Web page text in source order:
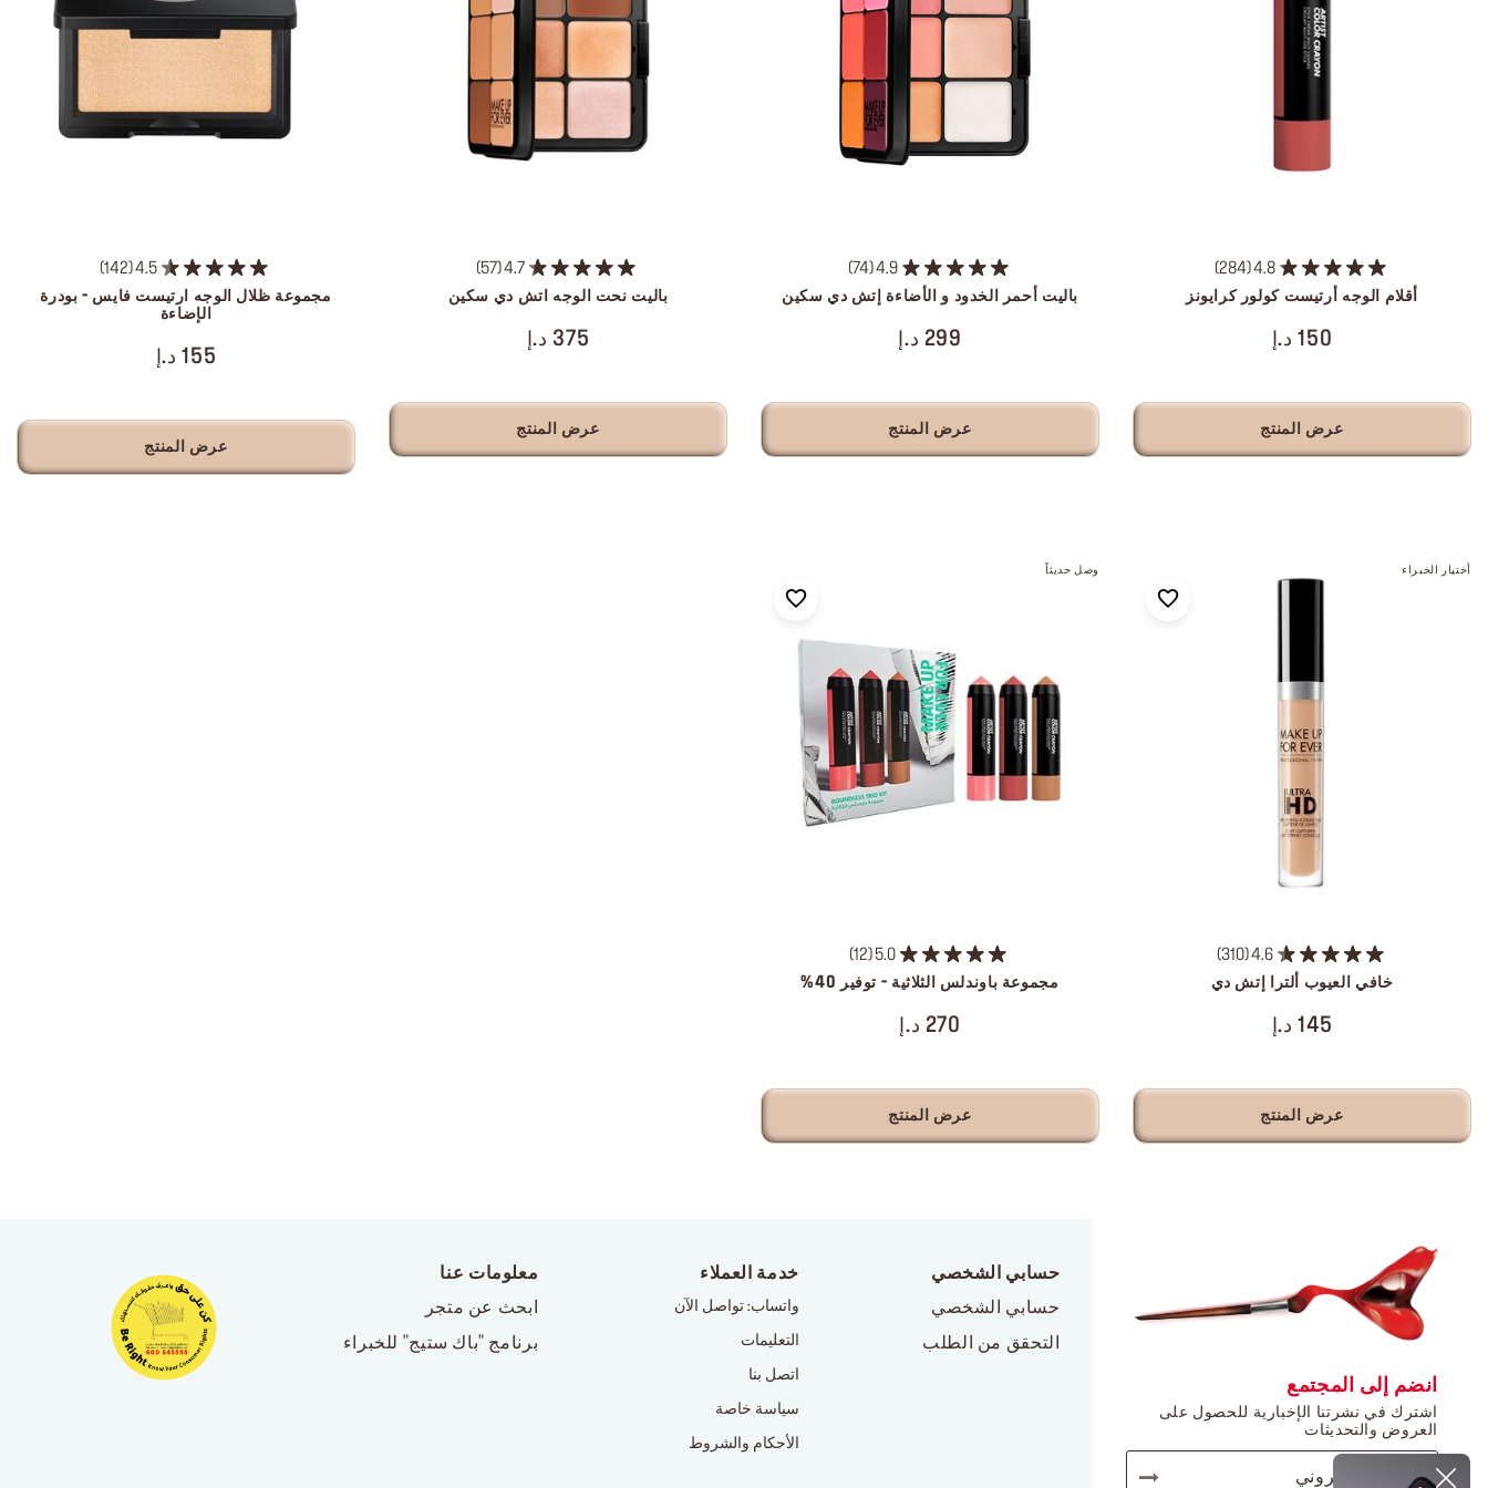
4.8
284
أقلام الوجه أرتيست كولور كرايونز
150 د.إ
عرض المنتج
4.9
74
باليت أحمر الخدود و الأضاءة إتش دي سكين
299 د.إ
عرض المنتج
4.7
57
باليت نحت الوجه اتش دي سكين
375 د.إ
عرض المنتج
4.5
142
مجموعة ظلال الوجه ارتيست فايس - بودرة
الإضاءة
155 د.إ
عرض المنتج
أختيار الخبراء
4.6
310
خافي العيوب ألترا إتش دي
145 د.إ
عرض المنتج
وصل حديثاً
5.0
12
مجموعة باوندلس الثلاثية - توفير 40%
270 د.إ
عرض المنتج
انضم إلى المجتمع
اشترك في نشرتنا الإخبارية للحصول على
العروض والتحديثات
حسابي الشخصي
حسابي الشخصي
التحقق من الطلب
خدمة العملاء
واتساب: تواصل الآن
التعليمات
اتصل بنا
سياسة خاصة
الأحكام والشروط
معلومات عنا
ابحث عن متجر
برنامج "باك ستيج" للخبراء